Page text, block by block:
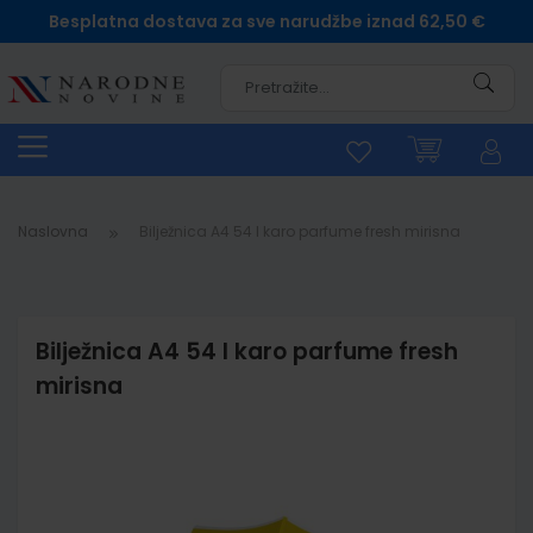
Besplatna dostava za sve narudžbe iznad 62,50 €
Naslovna
Bilježnica A4 54 l karo parfume fresh
mirisna